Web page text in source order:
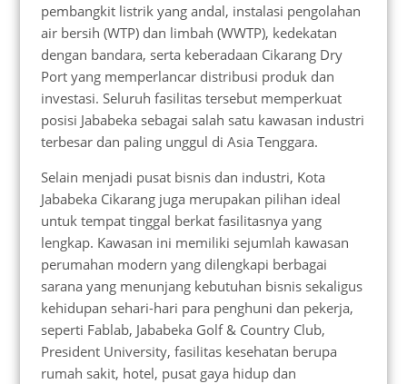
pembangkit listrik yang andal, instalasi pengolahan
air bersih (WTP) dan limbah (WWTP), kedekatan
dengan bandara, serta keberadaan Cikarang Dry
Port yang memperlancar distribusi produk dan
investasi. Seluruh fasilitas tersebut memperkuat
posisi Jababeka sebagai salah satu kawasan industri
terbesar dan paling unggul di Asia Tenggara.
Selain menjadi pusat bisnis dan industri, Kota
Jababeka Cikarang juga merupakan pilihan ideal
untuk tempat tinggal berkat fasilitasnya yang
lengkap. Kawasan ini memiliki sejumlah kawasan
perumahan modern yang dilengkapi berbagai
sarana yang menunjang kebutuhan bisnis sekaligus
kehidupan sehari-hari para penghuni dan pekerja,
seperti Fablab, Jababeka Golf & Country Club,
President University, fasilitas kesehatan berupa
rumah sakit, hotel, pusat gaya hidup dan